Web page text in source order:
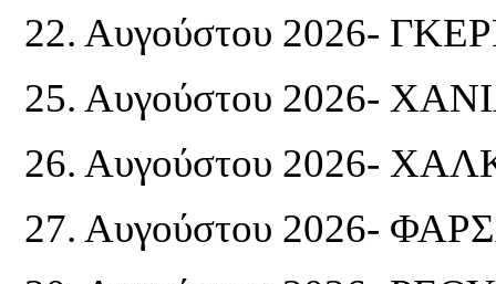
22. Αυγούστου 2026-
25. Αυγούστου 2026-
26. Αυγούστου 2026-
27. Αυγούστου 2026-